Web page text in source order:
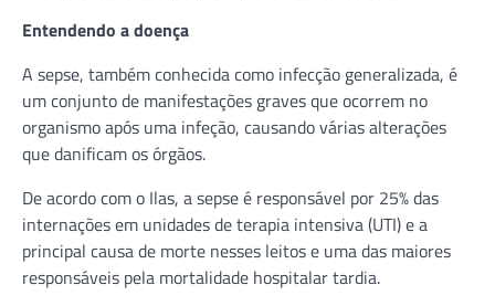
Entendendo a doença
A sepse, também conhecida como infecção generalizada, é
um conjunto de manifestações graves que ocorrem no
organismo após uma infeção, causando várias alterações
que danificam os órgãos.
De acordo com o Ilas, a sepse é responsável por 25% das
internações em unidades de terapia intensiva (UTI) e a
principal causa de morte nesses leitos e uma das maiores
responsáveis pela mortalidade hospitalar tardia.